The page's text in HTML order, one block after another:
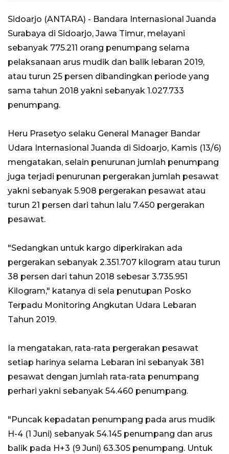
Sidoarjo (ANTARA) - Bandara Internasional Juanda
Surabaya di Sidoarjo, Jawa Timur, melayani
sebanyak 775.211 orang penumpang selama
pelaksanaan arus mudik dan balik lebaran 2019,
atau turun 25 persen dibandingkan periode yang
sama tahun 2018 yakni sebanyak 1.027.733
penumpang.
Heru Prasetyo selaku General Manager Bandar
Udara Internasional Juanda di Sidoarjo, Kamis (13/6)
mengatakan, selain penurunan jumlah penumpang
juga terjadi penurunan pergerakan jumlah pesawat
yakni sebanyak 5.908 pergerakan pesawat atau
turun 21 persen dari tahun lalu 7.450 pergerakan
pesawat.
"Sedangkan untuk kargo diperkirakan ada
pergerakan sebanyak 2.351.707 kilogram atau turun
38 persen dari tahun 2018 sebesar 3.735.951
Kilogram," katanya di sela penutupan Posko
Terpadu Monitoring Angkutan Udara Lebaran
Tahun 2019.
Ia mengatakan, rata-rata pergerakan pesawat
setiap harinya selama Lebaran ini sebanyak 381
pesawat dengan jumlah rata-rata penumpang
perhari yakni sebanyak 54.460 penumpang.
"Puncak kepadatan penumpang pada arus mudik
H-4 (1 Juni) sebanyak 54.145 penumpang dan arus
balik pada H+3 (9 Juni) 63.305 penumpang. Untuk